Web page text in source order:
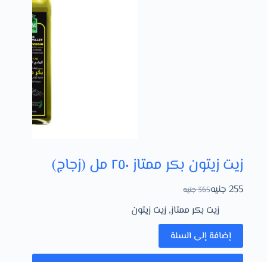
زيت زيتون بكر ممتاز ٢٥٠ مل (زجاج)
365جنيه 255 جنيه
زيت بكر ممتاز, زيت زيتون
إضافة إلى السلة